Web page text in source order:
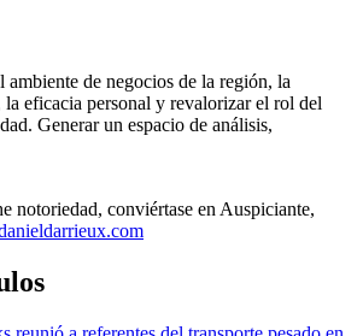
de negocios de la región, la
eficacia personal y revalorizar el rol del
Generar un espacio de análisis,
notoriedad, conviértase en Auspiciante,